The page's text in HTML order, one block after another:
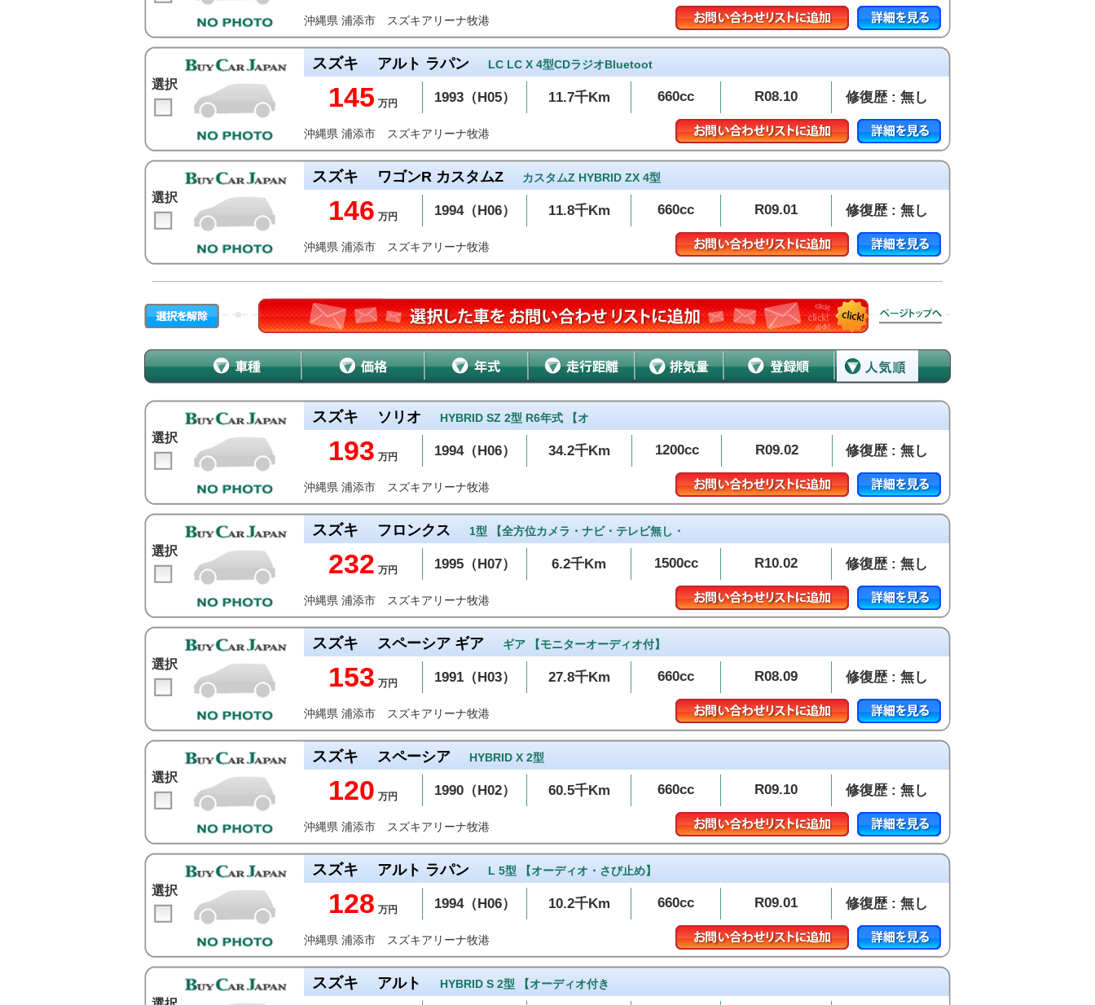
沖縄県 浦添市 スズキアリーナ牧港
選択
スズキ アルト ラパン LC LC X 4型CDラジオBluetoot
145 万円 1993（H05） 11.7千Km 660cc R08.10 修復歴 : 無し
沖縄県 浦添市 スズキアリーナ牧港
選択
スズキ ワゴンR カスタムZ カスタムZ HYBRID ZX 4型
146 万円 1994（H06） 11.8千Km 660cc R09.01 修復歴 : 無し
沖縄県 浦添市 スズキアリーナ牧港
選択
スズキ ソリオ HYBRID SZ 2型 R6年式 【オ
193 万円 1994（H06） 34.2千Km 1200cc R09.02 修復歴 : 無し
沖縄県 浦添市 スズキアリーナ牧港
選択
スズキ フロンクス 1型 【全方位カメラ・ナビ・テレビ無し・
232 万円 1995（H07） 6.2千Km 1500cc R10.02 修復歴 : 無し
沖縄県 浦添市 スズキアリーナ牧港
選択
スズキ スペーシア ギア ギア 【モニターオーディオ付】
153 万円 1991（H03） 27.8千Km 660cc R08.09 修復歴 : 無し
沖縄県 浦添市 スズキアリーナ牧港
選択
スズキ スペーシア HYBRID X 2型
120 万円 1990（H02） 60.5千Km 660cc R09.10 修復歴 : 無し
沖縄県 浦添市 スズキアリーナ牧港
選択
スズキ アルト ラパン L 5型 【オーディオ・さび止め】
128 万円 1994（H06） 10.2千Km 660cc R09.01 修復歴 : 無し
沖縄県 浦添市 スズキアリーナ牧港
スズキ アルト HYBRID S 2型 【オーディオ付き